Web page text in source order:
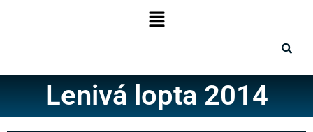
Lenivá lopta 2014